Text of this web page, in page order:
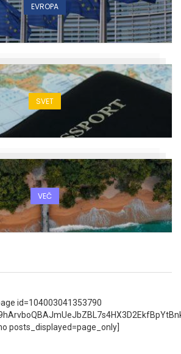
EVROPA
SVET
VEČ
id=104003041353790
posts_displayed=page_only]